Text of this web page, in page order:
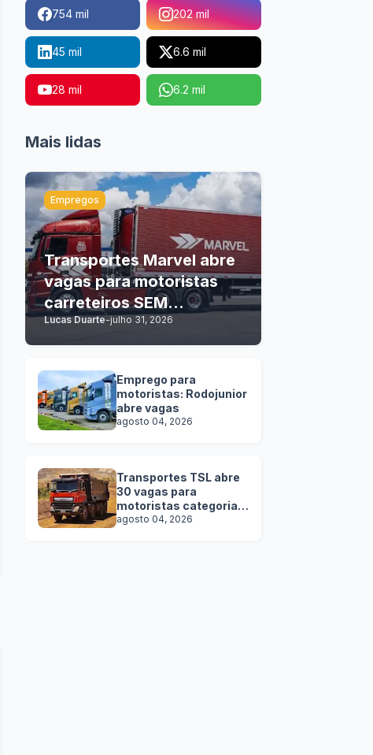
754 mil 202 mil
45 mil 6.6 mil
28 mil 6.2 mil
Mais lidas
Empregos
Transportes Marvel abre
vagas para motoristas
carreteiros SEM
EXPERIÊNCIA
Lucas Duarte-julho 31, 2026
Emprego para
motoristas: Rodojunior
abre vagas
agosto 04, 2026
Transportes TSL abre
30 vagas para
motoristas categoria D
e E
agosto 04, 2026